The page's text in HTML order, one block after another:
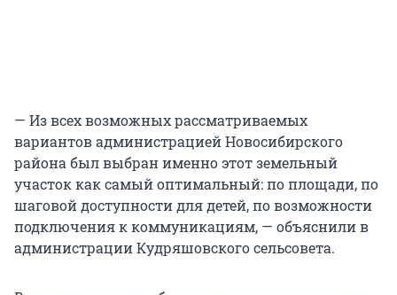
— Из всех возможных рассматриваемых
вариантов администрацией Новосибирского
района был выбран именно этот земельный
участок как самый оптимальный: по площади, по
шаговой доступности для детей, по возможности
подключения к коммуникациям, — объяснили в
администрации Кудряшовского сельсовета.